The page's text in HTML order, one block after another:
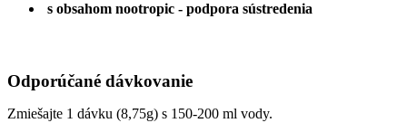
s obsahom nootropic - podpora sústredenia
Odporúčané dávkovanie
Zmiešajte 1 dávku (8,75g) s 150-200 ml vody.